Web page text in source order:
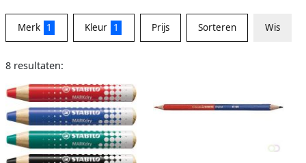
Merk 1 Kleur 1 Prijs Sorteren Wis
8 resultaten: